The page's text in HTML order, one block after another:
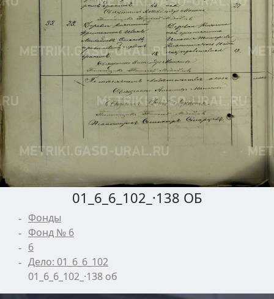
01_6_6_102_·138 ОБ
Фонды
Фонд № 6
6
Дело: 01_6_6_102
01_6_6_102_·138 об